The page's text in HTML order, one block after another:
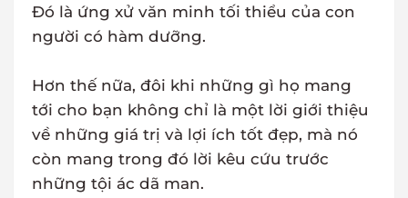
Đó là ứng xử văn minh tối thiểu của con
người có hàm dưỡng.
Hơn thế nữa, đôi khi những gì họ mang
tới cho bạn không chỉ là một lời giới thiệu
về những giá trị và lợi ích tốt đẹp, mà nó
còn mang trong đó lời kêu cứu trước
những tội ác dã man.